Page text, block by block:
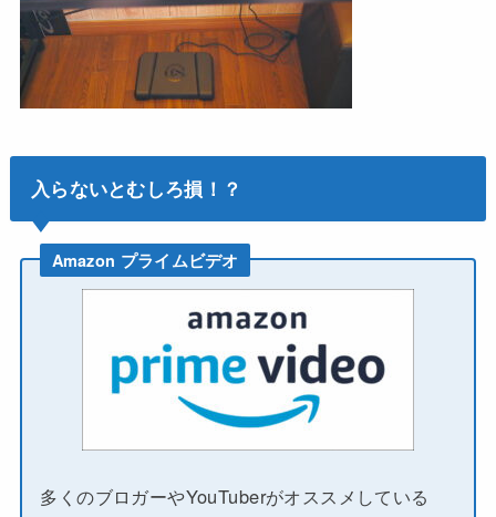
入らないとむしろ損！？
Amazon プライムビデオ
多くのブロガーやYouTuberがオススメしている